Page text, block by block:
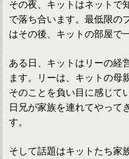
その夜、キットはネットで
で落ち合います。最低限の
はその後、キットの部屋で
ある日、キットはリーの経
ます。リーは、キットの母
そのことを負い目に感じて
日兄が家族を連れてやって
す。
そして話題はキットたち家